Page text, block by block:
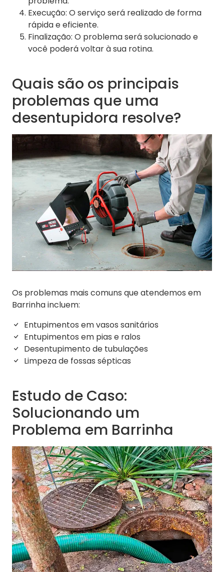
Execução: O serviço será realizado de forma
rápida e eficiente.
Finalização: O problema será solucionado e
você poderá voltar à sua rotina.
Quais são os principais
problemas que uma
desentupidora resolve?
Os problemas mais comuns que atendemos em
Barrinha incluem:
Entupimentos em vasos sanitários
Entupimentos em pias e ralos
Desentupimento de tubulações
Limpeza de fossas sépticas
Estudo de Caso:
Solucionando um
Problema em Barrinha